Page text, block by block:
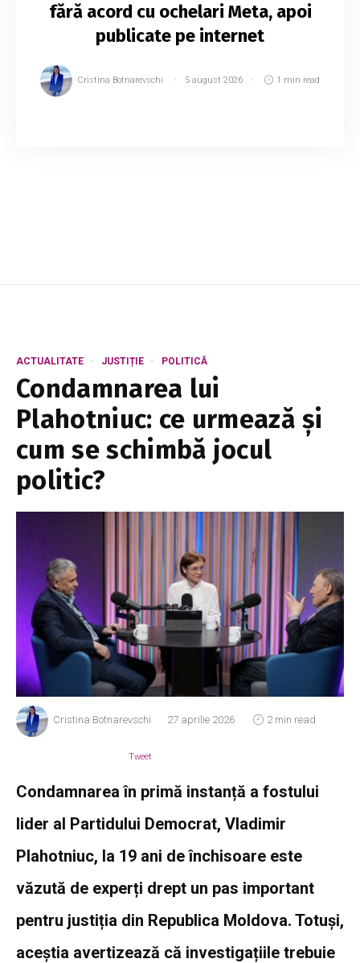
fără acord cu ochelari Meta, apoi
publicate pe internet
Cristina Botnarevschi 5 august 2026 1 min read
ACTUALITATE JUSTIȚIE POLITICĂ
Condamnarea lui
Plahotniuc: ce urmează și
cum se schimbă jocul
politic?
Cristina Botnarevschi 27 aprilie 2026 2 min read
Tweet
Condamnarea în primă instanță a fostului
lider al Partidului Democrat, Vladimir
Plahotniuc, la 19 ani de închisoare este
văzută de experți drept un pas important
pentru justiția din Republica Moldova. Totuși,
aceștia avertizează că investigațiile trebuie